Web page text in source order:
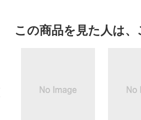
この商品を見た人は、